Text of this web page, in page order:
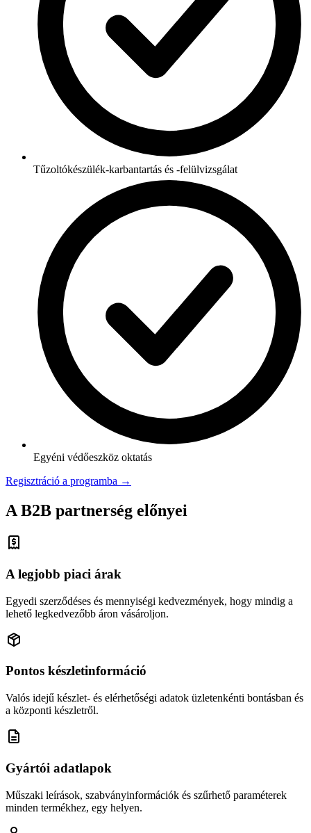
Tűzoltókészülék-karbantartás és -felülvizsgálat
Egyéni védőeszköz oktatás
Regisztráció a programba →
A B2B partnerség előnyei
A legjobb piaci árak
Egyedi szerződéses és mennyiségi kedvezmények, hogy mindig a
lehető legkedvezőbb áron vásároljon.
Pontos készletinformáció
Valós idejű készlet- és elérhetőségi adatok üzletenkénti bontásban és
a központi készletről.
Gyártói adatlapok
Műszaki leírások, szabványinformációk és szűrhető paraméterek
minden termékhez, egy helyen.